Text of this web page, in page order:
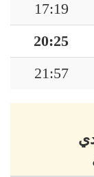
17:19
20:25
21:57